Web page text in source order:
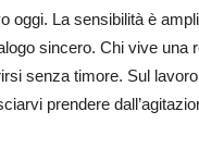
oggi. La sensibilità è
sincero. Chi vive
senza timore. Sul
prendere